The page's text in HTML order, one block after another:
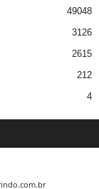
49048
3126
2615
212
4